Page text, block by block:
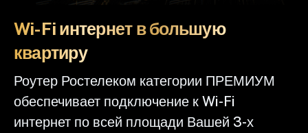
Wi-Fi интернет в большую
квартиру
Роутер Ростелеком категории ПРЕМИУМ
обеспечивает подключение к Wi-Fi
интернет по всей площади Вашей 3-х